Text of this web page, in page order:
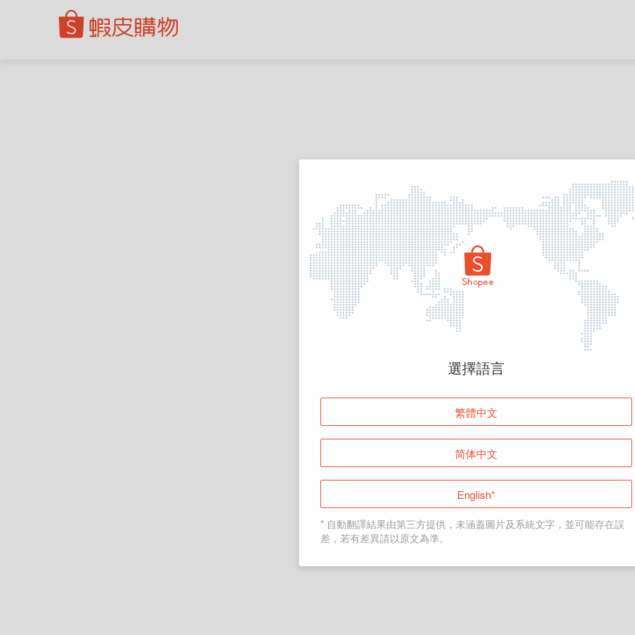
頁面無法顯示
登入
返回首頁
選擇語言
繁體中文
简体中文
English*
* 自動翻譯結果由第三方提供，未涵蓋圖片及系統文字，並可能存在誤
差，若有差異請以原文為準。